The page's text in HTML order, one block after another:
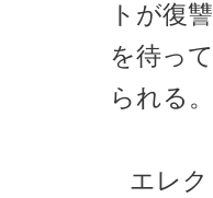
トが復
を待っ
られる。
エレ